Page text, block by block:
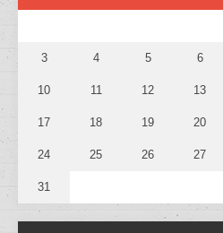
3 4 5 6
10 11 12 13
17 18 19 20
24 25 26 27
31